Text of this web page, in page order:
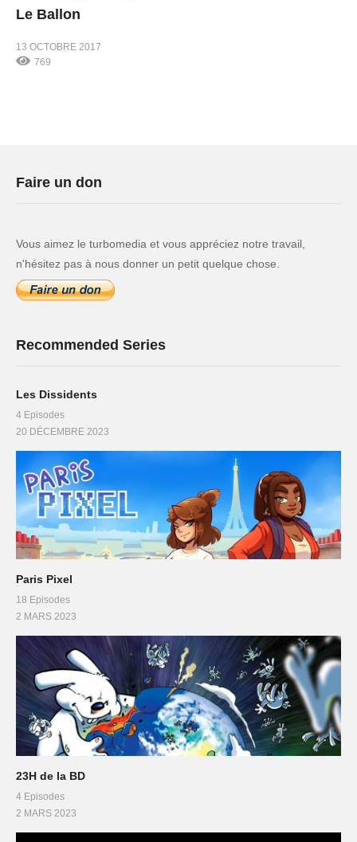
Le Ballon
13 OCTOBRE 2017
769
Faire un don
Vous aimez le turbomedia et vous appréciez notre travail,
n'hésitez pas à nous donner un petit quelque chose.
Recommended Series
Les Dissidents
4 Episodes
20 DÉCEMBRE 2023
Paris Pixel
18 Episodes
2 MARS 2023
23H de la BD
4 Episodes
2 MARS 2023